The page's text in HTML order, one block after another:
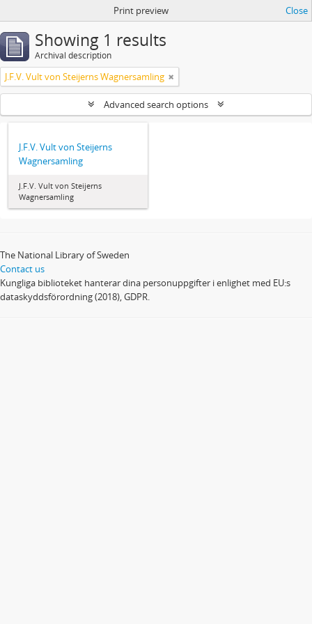
Print preview Close
Showing 1 results
Archival description
J.F.V. Vult von Steijerns Wagnersamling
Advanced search options
J.F.V. Vult von Steijerns
Wagnersamling
J.F.V. Vult von Steijerns
Wagnersamling
The National Library of Sweden
Contact us
Kungliga biblioteket hanterar dina personuppgifter i enlighet med EU:s
dataskyddsförordning (2018), GDPR.